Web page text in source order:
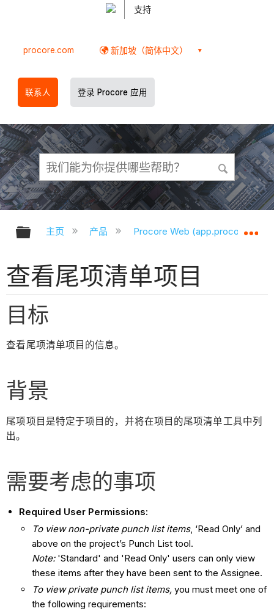
支持
procore.com 新加坡（简体中文）
联系人 登录 Procore 应用
扩展/隐缩全局层次
主页 产品 Procore Web
查看尾项清单项目
目标
查看尾项清单项目的信息。
背景
尾项项目是特定于项目的，并将在项目的尾项清单工具中列
出。
需要考虑的事项
Required User Permissions:
To view non-private punch list items, ‘Read Only’ and
above on the project’s Punch List tool.
Note:'Standard' and 'Read Only' users can only view
these items after they have been sent to the Assignee.
To view private punch list items, you must meet one of
the following requirements: